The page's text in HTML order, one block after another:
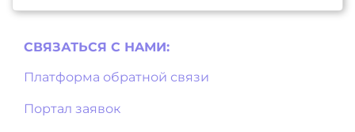
СВЯЗАТЬСЯ С НAМИ:
Платформа обратной связи
Портал заявок